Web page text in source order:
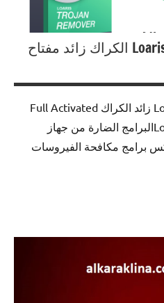
Loaris Trojan Remover 3.3.41 الكراك زائد مفتاح
Loaris Trojan Remover 3.3.41 زائد الكراك Full Activated
Loaris Trojan Remover 3.3.41البرامج الضارة من جهاز
برامج مكافحة الفيروسات